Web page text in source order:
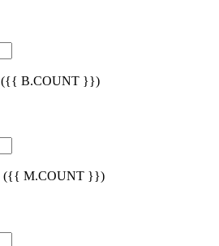
({{ B.COUNT }})
({{ M.COUNT }})